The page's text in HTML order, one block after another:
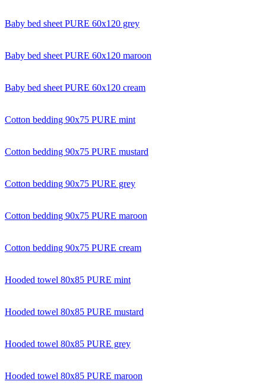
Baby bed sheet PURE 60x120 grey
Baby bed sheet PURE 60x120 maroon
Baby bed sheet PURE 60x120 cream
Cotton bedding 90x75 PURE mint
Cotton bedding 90x75 PURE mustard
Cotton bedding 90x75 PURE grey
Cotton bedding 90x75 PURE maroon
Cotton bedding 90x75 PURE cream
Hooded towel 80x85 PURE mint
Hooded towel 80x85 PURE mustard
Hooded towel 80x85 PURE grey
Hooded towel 80x85 PURE maroon